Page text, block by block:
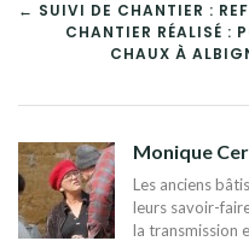
L’ARTICLE
← SUIVI DE CHANTIER :
CHANTIER RÉALISÉ :
CHAUX À
Monique
Les anciens
leurs savoir-
la transmission